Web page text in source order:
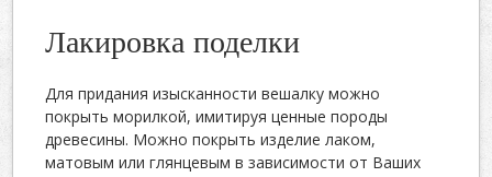
Лакировка поделки
Для придания изысканности вешалку можно
покрыть морилкой, имитируя ценные породы
древесины. Можно покрыть изделие лаком,
матовым или глянцевым в зависимости от Ваших